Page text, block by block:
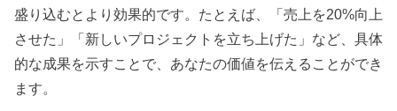
盛り込むとより効果的です。たとえば、「売上を20%向上
させた」「新しいプロジェクトを立ち上げた」など、具体
的な成果を示すことで、あなたの価値を伝えることができ
ます。